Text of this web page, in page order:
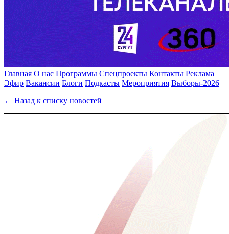
Главная О нас Программы Спецпроекты Контакты Реклама
Эфир Вакансии Блоги Подкасты Мероприятия Выборы-2026
← Назад к списку новостей